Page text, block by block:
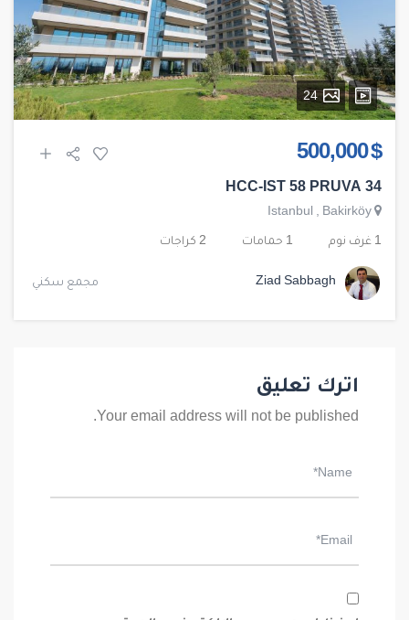
24
$ 500,000
HCC-IST 58 PRUVA 34
Istanbul , Bakirköy
1 غرف نوم 1 حمامات 2 كراجات
Ziad Sabbagh مجمع سكني
اترك تعليق
Your email address will not be published.